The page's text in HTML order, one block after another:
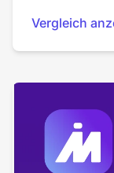
Vergleich